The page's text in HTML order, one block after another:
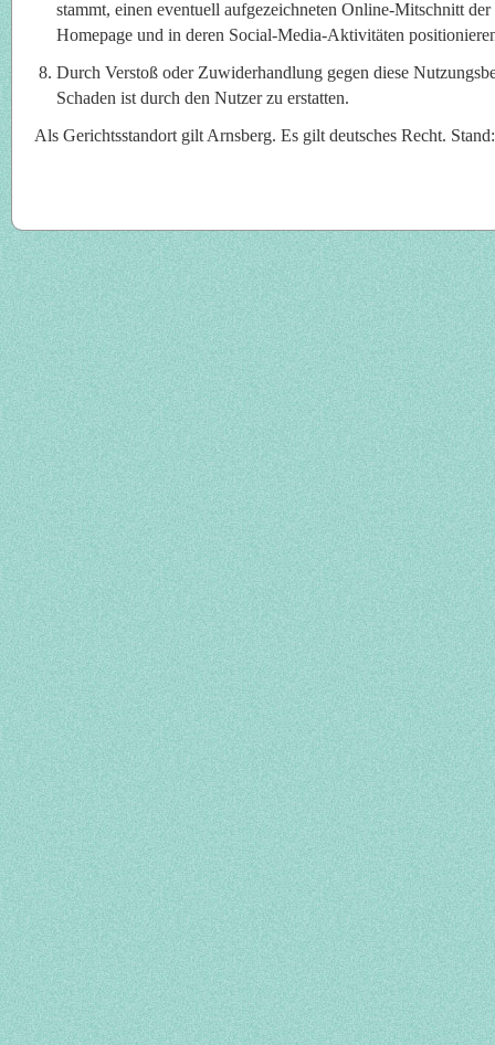
stammt, einen eventuell aufgezeichneten Online-Mitschnitt
Homepage und in deren Social-Media-Aktivitäten
Durch Verstoß oder Zuwiderhandlung gegen diese
Schaden ist durch den Nutzer zu erstatten.
Als Gerichtsstandort gilt Arnsberg. Es gilt deutsches Recht.